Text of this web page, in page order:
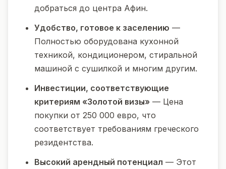
добраться до центра Афин.
Удобство, готовое к заселению —
Полностью оборудована кухонной
техникой, кондиционером, стиральной
машиной с сушилкой и многим другим.
Инвестиции, соответствующие
критериям «Золотой визы» — Цена
покупки от 250 000 евро, что
соответствует требованиям греческого
резидентства.
Высокий арендный потенциал — Этот